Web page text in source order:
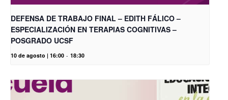
DEFENSA DE TRABAJO FINAL – EDITH FÁLICO –
ESPECIALIZACIÓN EN TERAPIAS COGNITIVAS –
POSGRADO UCSF
10 de agosto | 16:00 - 18:30